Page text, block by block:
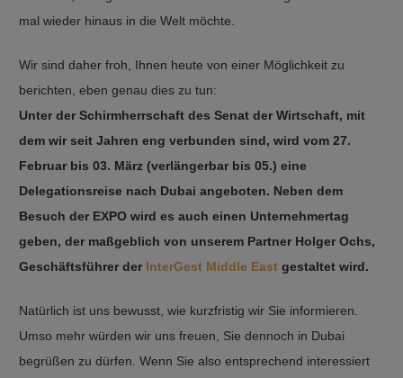
mal wieder hinaus in die Welt möchte.
Wir sind daher froh, Ihnen heute von einer Möglichkeit zu
berichten, eben genau dies zu tun:
Unter der Schirmherrschaft des Senat der Wirtschaft, mit
dem wir seit Jahren eng verbunden sind, wird vom 27.
Februar bis 03. März (verlängerbar bis 05.) eine
Delegationsreise nach Dubai angeboten. Neben dem
Besuch der EXPO wird es auch einen Unternehmertag
geben, der maßgeblich von unserem Partner Holger Ochs,
Geschäftsführer der InterGest Middle East gestaltet wird.
Natürlich ist uns bewusst, wie kurzfristig wir Sie informieren.
Umso mehr würden wir uns freuen, Sie dennoch in Dubai
begrüßen zu dürfen. Wenn Sie also entsprechend interessiert